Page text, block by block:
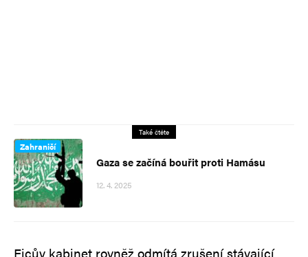
Také čtěte
Zahraničí
Gaza se začíná bouřit proti Hamásu
12. 4. 2025
Ficův kabinet rovněž odmítá zrušení stávající